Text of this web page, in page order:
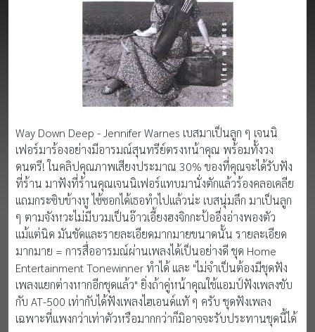
Way Down Deep - Jennifer Warnes เบสมาเป็นลูก ๆ เจนนิ
เฟอร์มาร้องอย่างมีอารมณ์สุนทรีย์ตรงหน้าคุณ พร้อมทั้งวง
ดนตรี! ในคลิปคุณภาพเสียงประมาณ 30% ของที่คุณจะได้รับฟัง
ที่ร้าน มาฟังที่ร้านคุณเจนนิเฟอร์แทบมานั่งตักแล้วร้องคลอเคลีย
แถมกระซิบข้างหู ไซ้ซอกได้เธอทำไปแล้วน่ะ เบสนุ่มลึก มาเป็นลูก
ๆ ตามจังหวะไม่มีบวมเป็นอ๊าวเอี้ยงฮงจิกกะป้ออึ่งอ่างพองตัว
แม้แต่นิด มันชัดและรายละเอียดมากมายขนาดนั้น รายละเอียด
มากมาย = การสื่ออารมณ์ผ่านเพลงได้เป็นอย่างดี ชุด Home
Entertainment Tonewinner ทำได้ และ "ไม่จำเป็นต้องมีชุดฟัง
เพลงแยกต่างหากอีกชุดแล้ว" ยิ่งถ้าคู่หน้าคุณใช้แอมป์ฟังเพลงขับ
กับ AT-500 เท่ากับได้ฟังเพลงไฮเอนด์แทั ๆ ครับ ชุดฟังเพลง
เฉพาะที่แพงกว่าเท่าตัวหรือมากกว่าก็มิอาจจะรับประทานชุดนี้ได้